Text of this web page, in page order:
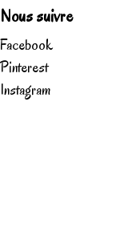
Nous suivre
Facebook
Pinterest
Instagram